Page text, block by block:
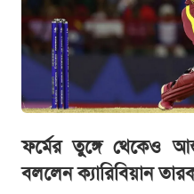
ফর্মের তুঙ্গে থেকেও
বললেন ক্যারিবিয়ান